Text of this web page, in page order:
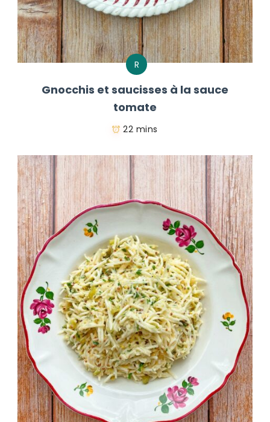
R
Gnocchis et saucisses à la sauce
tomate
22 mins